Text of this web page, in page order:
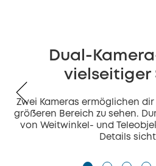
Dual-
vielseitiger
Zwei Kameras ermöglichen
größeren Bereich zu sehen.
von Weitwinkel- und
Details